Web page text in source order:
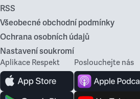
RSS
Všeobecné obchodní podmínky
Ochrana osobních údajů
Nastavení soukromí
Aplikace Respekt Poslouchejte nás